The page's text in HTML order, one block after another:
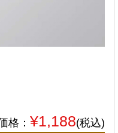
格： ¥1,188(税込)